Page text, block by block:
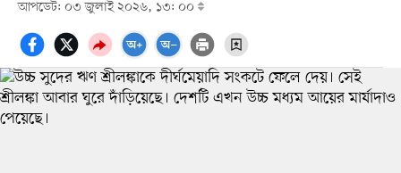
আপডেট: ০৩ জুলাই ২০২৬, ১৩: ০০